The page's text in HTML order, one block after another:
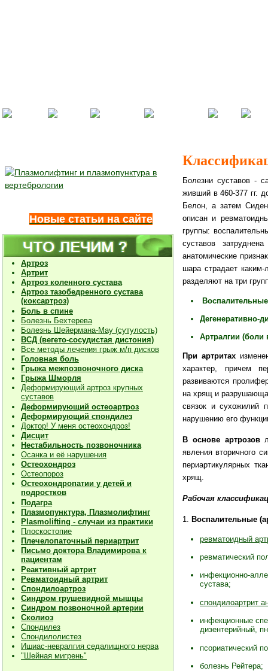
Новые статьи на сайте
Артроз
Артрит
Артроз коленного сустава
Артроз тазобедренного сустава
(коксартроз)
Боль в спине
Болезнь Бехтерева
Болезнь Шейермана-Мау (сутулость)
ВСД (вегето-сосудистая дистония)
Все методы лечения грыж м/п дисков
Головная боль
Грыжа межпозвоночного диска
Грыжа Шморля
Деформирующий артроз крупных
суставов
Деформирующий остеоартроз
Деформирующий спондилез
Доктор! У меня остеохондроз!
Дисцит
Нестабильность позвоночника
Осанка и её нарушения
Остеохондроз
Остеопороз
Остеохондропатии у детей и
подростков
Подагра
Плазмопунктура, Плазмолифтинг
Plasmolifting - случаи из практики
Плоскостопие
Плечелопаточный периартрит
Письмо доктора Владимирова к
пациентам
Реактивный артрит
Ревматоидный артрит
Спондилоартроз
Синдром грушевидной мышцы
Синдром позвоночной артерии
Сколиоз
Спондилез
Спондилолистез
Ишиас-невралгия седалищного нерва
"Шейная мигрень"
Болезни суставов -
живший в 460-377 гг.
Белон, а затем
описан и
группы:
суставов
анатомические
шара страдает каким-
разделяют на три
Дегенеративно-
Артралгии (боли
При артритах
характер, причем
развиваются
на хрящ и
связок и сухожилий
нарушению его
В основе артрозов
явления вторичного
периартикулярных
хрящ.
Рабочая
1. Воспалительные
ревматоидный
ревматический
инфекционно-
сустава;
спондилоартрит
инфекционные
дизентерийный,
псориатический
болезнь Рейтера;